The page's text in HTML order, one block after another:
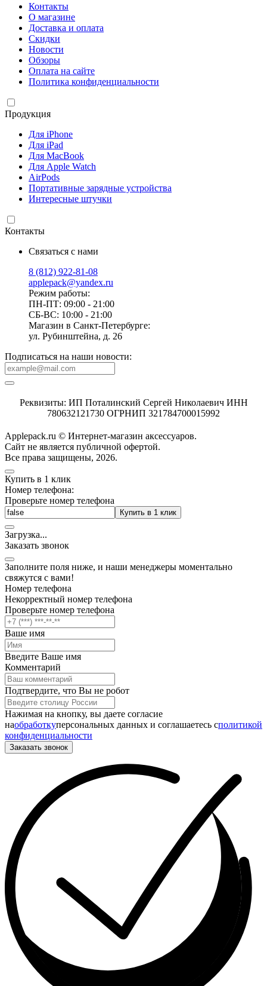
Контакты
О магазине
Доставка и оплата
Скидки
Новости
Обзоры
Оплата на сайте
Политика конфиденциальности
Продукция
Для iPhone
Для iPad
Для MacBook
Для Apple Watch
AirPods
Портативные зарядные устройства
Интересные штучки
Контакты
Связаться с нами
8 (812) 922-81-08
applepack@yandex.ru
Режим работы:
ПН-ПТ: 09:00 - 21:00
СБ-ВС: 10:00 - 21:00
Магазин в Санкт-Петербурге:
ул. Рубинштейна, д. 26
Подписаться на наши новости:
Реквизиты: ИП Поталинский Сергей Николаевич ИНН
780632121730 ОГРНИП 321784700015992
Applepack.ru © Интернет-магазин аксессуаров.
Cайт не является публичной офертой.
Все права защищены, 2026.
Купить в 1 клик
Номер телефона:
Проверьте номер телефона
Купить в 1 клик
Загрузка...
Заказать звонок
Заполните поля ниже, и наши менеджеры моментально
свяжутся с вами!
Номер телефона
Некорректный номер телефона
Проверьте номер телефона
Ваше имя
Введите Ваше имя
Комментарий
Подтвердите, что Вы не робот
Нажимая на кнопку, вы даете согласие
наобработкуперсональных данных и соглашаетесь cполитикой
конфиденциальности
Заказать звонок